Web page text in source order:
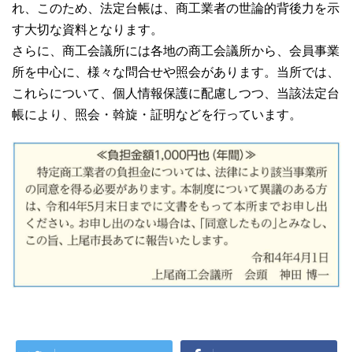
れ、このため、法定台帳は、商工業者の世論的背後力を示
す大切な資料となります。
さらに、商工会議所には各地の商工会議所から、会員事業
所を中心に、様々な問合せや照会があります。当所では、
これらについて、個人情報保護に配慮しつつ、当該法定台
帳により、照会・斡旋・証明などを行っています。